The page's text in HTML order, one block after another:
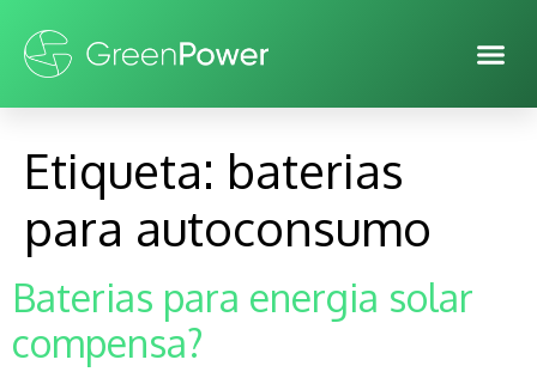
Etiqueta: baterias
para autoconsumo
Baterias para energia solar
compensa?